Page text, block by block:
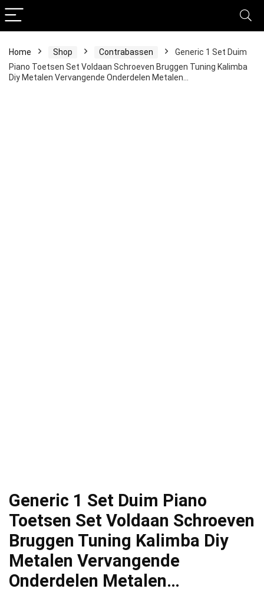
Home Shop Contrabassen
Generic 1 Set Duim
Piano Toetsen Set Voldaan Schroeven Bruggen Tuning Kalimba
Diy Metalen Vervangende Onderdelen Metalen…
Generic 1 Set Duim Piano
Toetsen Set Voldaan Schroeven
Bruggen Tuning Kalimba Diy
Metalen Vervangende
Onderdelen Metalen…